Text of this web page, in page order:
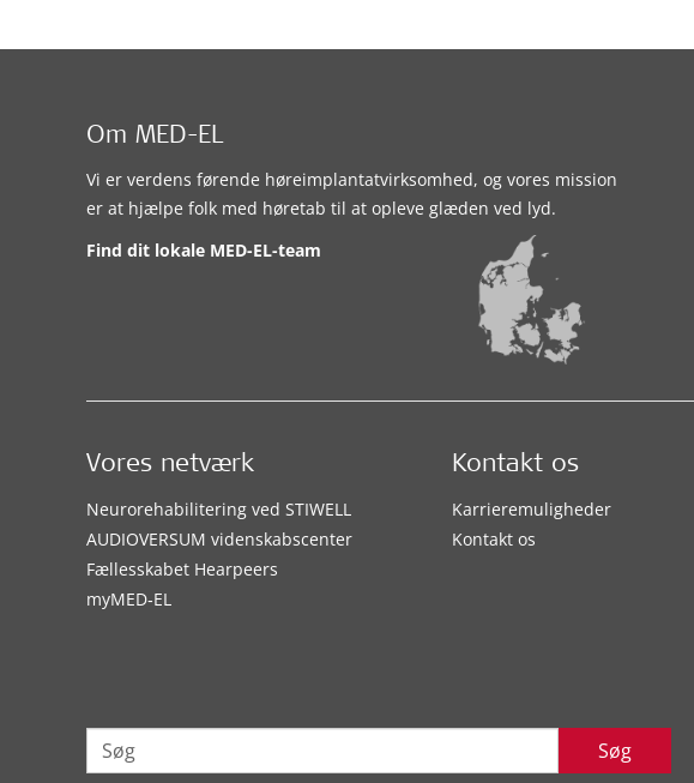
Om MED-EL
Vi er verdens førende høreimplantatvirksomhed, og vores mission
er at hjælpe folk med høretab til at opleve glæden ved lyd.
Find dit lokale MED-EL-team
Vores netværk
Neurorehabilitering ved STIWELL
AUDIOVERSUM videnskabscenter
Fællesskabet Hearpeers
myMED‑EL
Kontakt os
Karrieremuligheder
Kontakt os
Søg